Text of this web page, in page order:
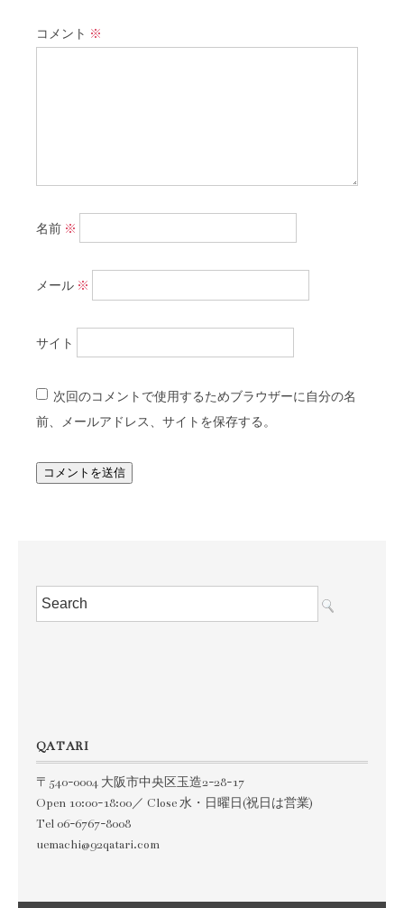
コメント ※
名前 ※
メール ※
サイト
次回のコメントで使用するためブラウザーに自分の名
前、メールアドレス、サイトを保存する。
QATARI
〒540-0004 大阪市中央区玉造2-28-17
Open 10:00-18:00／ Close 水・日曜日(祝日は営業)
Tel 06-6767-8008
uemachi@92qatari.com